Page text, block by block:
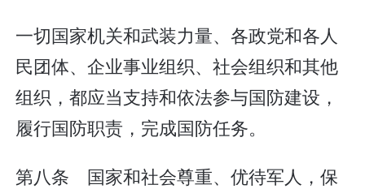
一切国家机关和武装力量、各政党和各人
民团体、企业事业组织、社会组织和其他
组织，都应当支持和依法参与国防建设，
履行国防职责，完成国防任务。
第八条 国家和社会尊重、优待军人，保